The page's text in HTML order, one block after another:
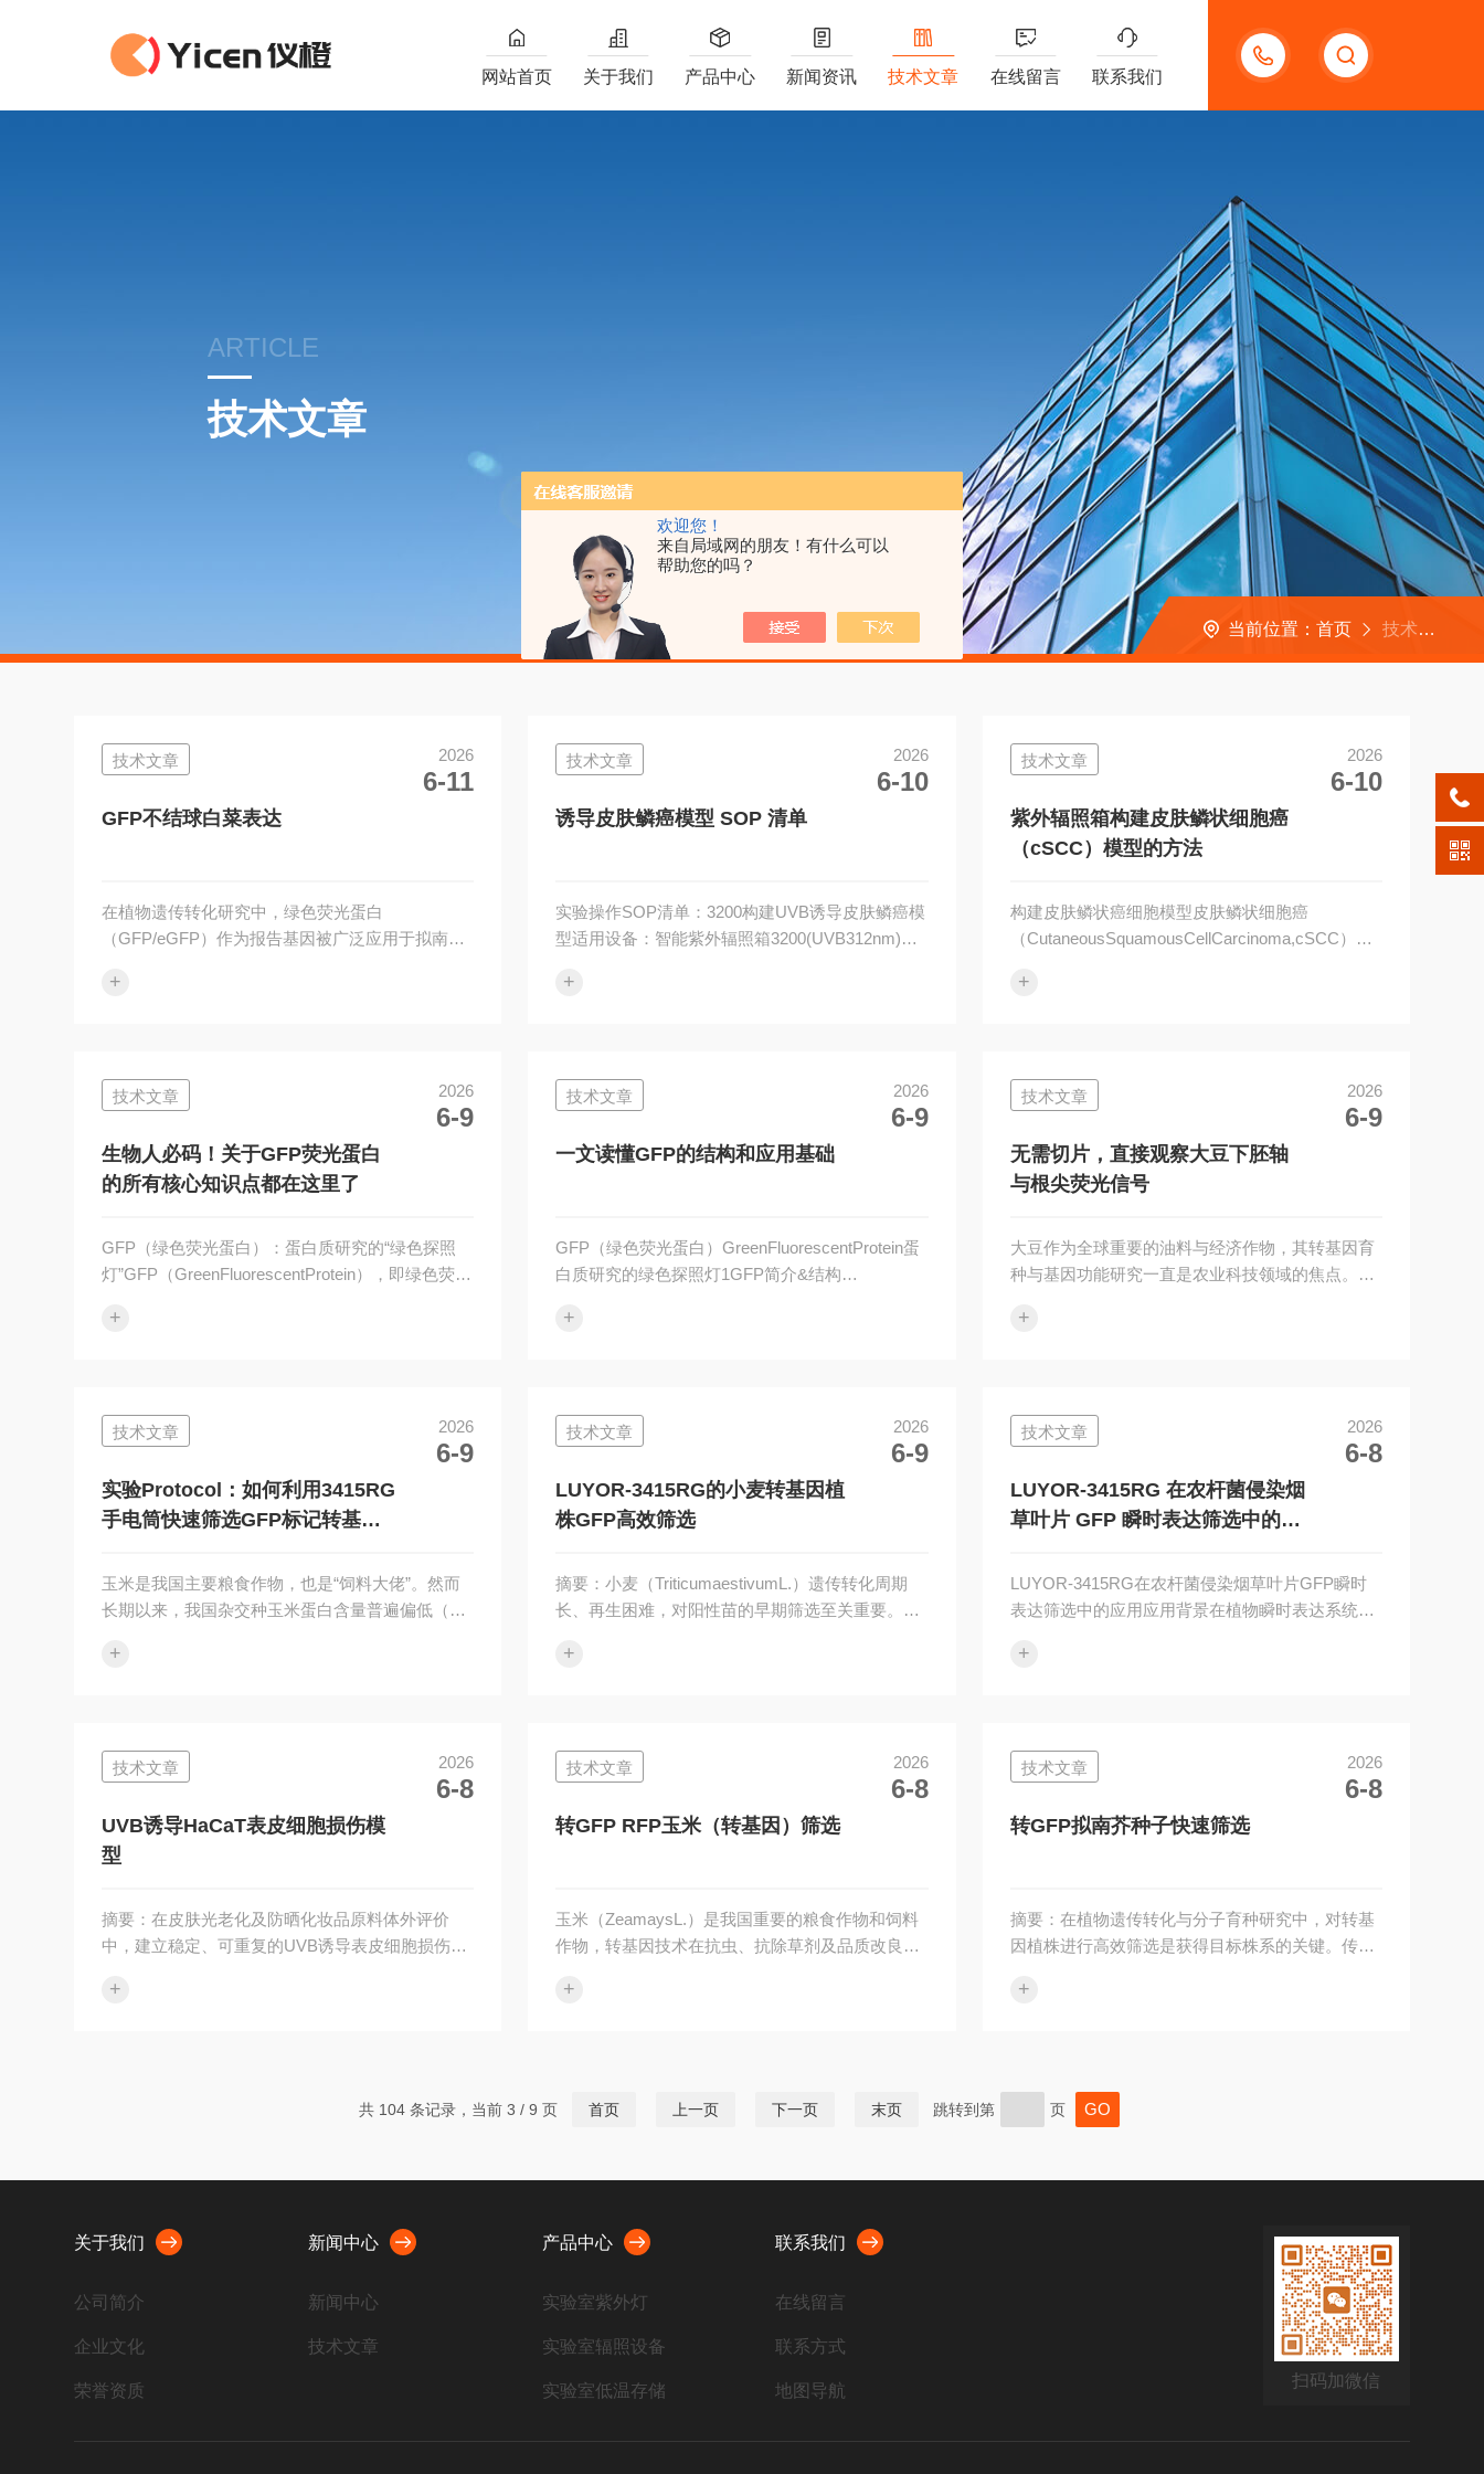
欢迎您！
来自局域网的朋友！有什么可以
帮助您的吗？
15300785991
网站首页 关于我们 产品中心 新闻资讯 技术文章 在线留言 联系我们
ARTICLE
技术文章
当前位置：首页 技术文章
技术文章 2026
6-11
GFP不结球白菜表达
在植物遗传转化研究中，绿色荧光蛋白
（GFP/eGFP）作为报告基因被广泛应用于拟南
因阳性株初筛。传统筛选依赖荧光显微镜逐个观察
节提供了高效替代方案。产品特点：1双波长激
发：可选450nm蓝光激发GFP/eGFP，520nm绿光
激发RFP/DsRed/mCherry，匹配主流荧光报告蛋白
激发...
+
技术文章 2026
6-10
诱导皮肤鳞癌模型 SOP 清单
实验操作SOP清单：3200构建UVB诱导皮肤鳞癌模
型适用设备：智能紫外辐照箱3200(UVB312nm)🟢
目操作细节/备注确认(✔)1.1动物品系选择□SKH-1
处理）□每组建议样本量：≥10只（考虑脱失率）
____1.3备皮处理□若使用有毛小鼠，需在先辐...
+
技术文章 2026
6-10
紫外辐照箱构建皮肤鳞状细胞癌
（cSCC）模型的方法
构建皮肤鳞状癌细胞模型皮肤鳞状细胞癌
（CutaneousSquamousCellCarcinoma,cSCC）是
器角质形成细胞。紫外线是诱导表皮稳态恶化导致
接导致DNA损伤，同时也可诱发氧化应激，导致黑
色素瘤以及基底细胞癌和鳞状细胞癌。紫外线UVB
可直接损伤皮肤DNA，形成环丁烷嘧啶二聚...
+
技术文章 2026
6-9
生物人必码！关于GFP荧光蛋白
的所有核心知识点都在这里了
GFP（绿色荧光蛋白）：蛋白质研究的“绿色探照
灯”GFP（GreenFluorescentProtein），即绿色荧光
工具。它如同细胞内的微型灯泡，能让科学家直观
年，下村脩、马丁·查尔菲和钱永健三位科学家凭借
在GFP研究领域的杰出贡献，共同荣获诺贝尔化学
奖。他们揭示了这种蛋白质...
+
技术文章 2026
6-9
一文读懂GFP的结构和应用基础
GFP（绿色荧光蛋白）GreenFluorescentProtein蛋
白质研究的绿色探照灯1GFP简介&结构
诺贝尔化学奖授予研究人员诺贝尔奖图示结构标
发出明亮绿光光谱图数据：激发峰488nm（蓝光）
发射峰509nm（绿光）3作用机理能级图示：吸收
(光能)-激发-...
+
技术文章 2026
6-9
无需切片，直接观察大豆下胚轴
与根尖荧光信号
大豆作为全球重要的油料与经济作物，其转基因育
种与基因功能研究一直是农业科技领域的焦点。在
（GFP/eGFP）因其直观、灵敏且无放射性的特
进行检测，操作繁琐且具有破坏性。针对这一痛
点，上海路阳推出了LUYOR-3415RG便携式双波长
荧光蛋白激发光源。该设备能够输出高强度的440–
470nm蓝光，高效激发大豆组织中的...
+
技术文章 2026
6-9
实验Protocol：如何利用3415RG
手电筒快速筛选GFP标记转基因
玉米是我国主要粮食作物，也是“饲料大佬”。然而
长期以来，我国杂交种玉米蛋白含量普遍偏低（仅
是基因工程与分子育种的重要模式植物。在农杆菌
达。传统方法需剪取叶片提取DNA后进行PCR扩增
或借助荧光显微镜逐一样本观察，不仅工作量大、
耗时长，且对珍贵转化材料具有一定破坏性。上海
路阳自主研发的LUYOR-...
+
技术文章 2026
6-9
LUYOR-3415RG的小麦转基因植
株GFP高效筛选
摘要：小麦（TriticumaestivumL.）遗传转化周期
长、再生困难，对阳性苗的早期筛选至关重要。由
强，传统显微镜观察难度大。本文提出利用
烟草不同，小麦组织在紫外光激发下会产生强烈的
红色/橙色自发荧光（Autofluorescence），这会掩
盖微弱的GFP信号。此外，小麦叶片蜡质层厚...
+
技术文章 2026
6-8
LUYOR-3415RG 在农杆菌侵染烟
草叶片 GFP 瞬时表达筛选中的应
LUYOR-3415RG在农杆菌侵染烟草叶片GFP瞬时
表达筛选中的应用应用背景在植物瞬时表达系统
侵染本氏烟（N.benthamiana）叶片，携带
（365nm/450nm双波段）可在暗室中对侵染后叶片
直接进行无损GFP荧光初筛，快速锁定阳性克隆。
实验简程农杆菌（含...
+
技术文章 2026
6-8
UVB诱导HaCaT表皮细胞损伤模
型
摘要：在皮肤光老化及防晒化妆品原料体外评价
中，建立稳定、可重复的UVB诱导表皮细胞损伤模
交联仪（UVB,λmax=302nm）对HaCaT人永生化
320nm）是中波紫外线，能引起皮肤红斑、DNA损
制...
+
技术文章 2026
6-8
转GFP RFP玉米（转基因）筛选
玉米（ZeamaysL.）是我国重要的粮食作物和饲料
作物，转基因技术在抗虫、抗除草剂及品质改良等
作报告基因，用于直观指示外源基因的整合与表
本DNA提取繁琐、试剂耗材昂贵、出结果滞后（通
激发技术的发展为解决这...
+
技术文章 2026
6-8
转GFP拟南芥种子快速筛选
摘要：在植物遗传转化与分子育种研究中，对转基
因植株进行高效筛选是获得目标株系的关键。传统
题。本文介绍了一种基于LUYOR-3415RG手持式荧
（Arabidopsisthaliana）作为模式植物，广泛应用于
基因功能研究与遗传转化实验。在构建过表达或基
记目标基因的表达位...
+
共 104 条记录，当前 3 / 9 页 首页 上一页 下一页 末页 跳转到第 页
关于我们
公司简介
企业文化
荣誉资质
新闻中心
新闻中心
技术文章
产品中心
实验室紫外灯
实验室辐照设备
实验室低温存储
联系我们
在线留言
联系方式
地图导航
扫码加微信